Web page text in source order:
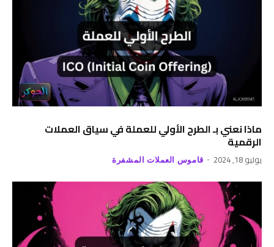
ماذا نعني بـ الطرح الأولي للعملة في سياق العملات
الرقمية
يوليو 18, 2024 قاموس العملات المشفرة